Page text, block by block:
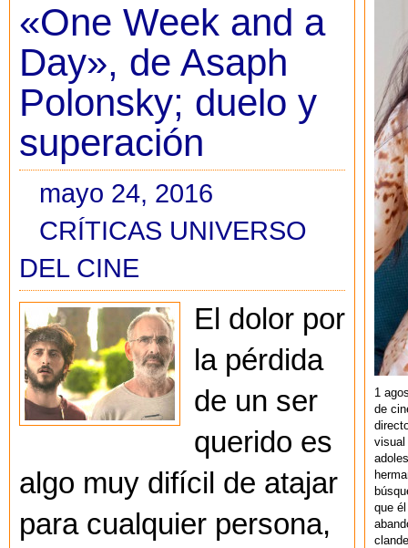
«One Week and a
Day», de Asaph
Polonsky; duelo y
superación
mayo 24, 2016
CRÍTICAS UNIVERSO
DEL CINE
El dolor por
la pérdida
de un ser
querido es
algo muy difícil de atajar
para cualquier persona,
1
de
visual
que